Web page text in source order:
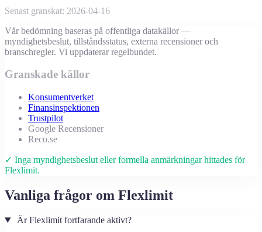
Senast granskat: 2026-04-16
Vår bedömning baseras på offentliga datakällor —
myndighetsbeslut, tillståndsstatus, externa recensioner och
branschregler. Vi uppdaterar regelbundet.
Granskade källor
Konsumentverket
Finansinspektionen
Trustpilot
Google Recensioner
Reco.se
✓ Inga myndighetsbeslut eller formella anmärkningar hittades för
Flexlimit.
Vanliga frågor om Flexlimit
Är Flexlimit fortfarande aktivt?